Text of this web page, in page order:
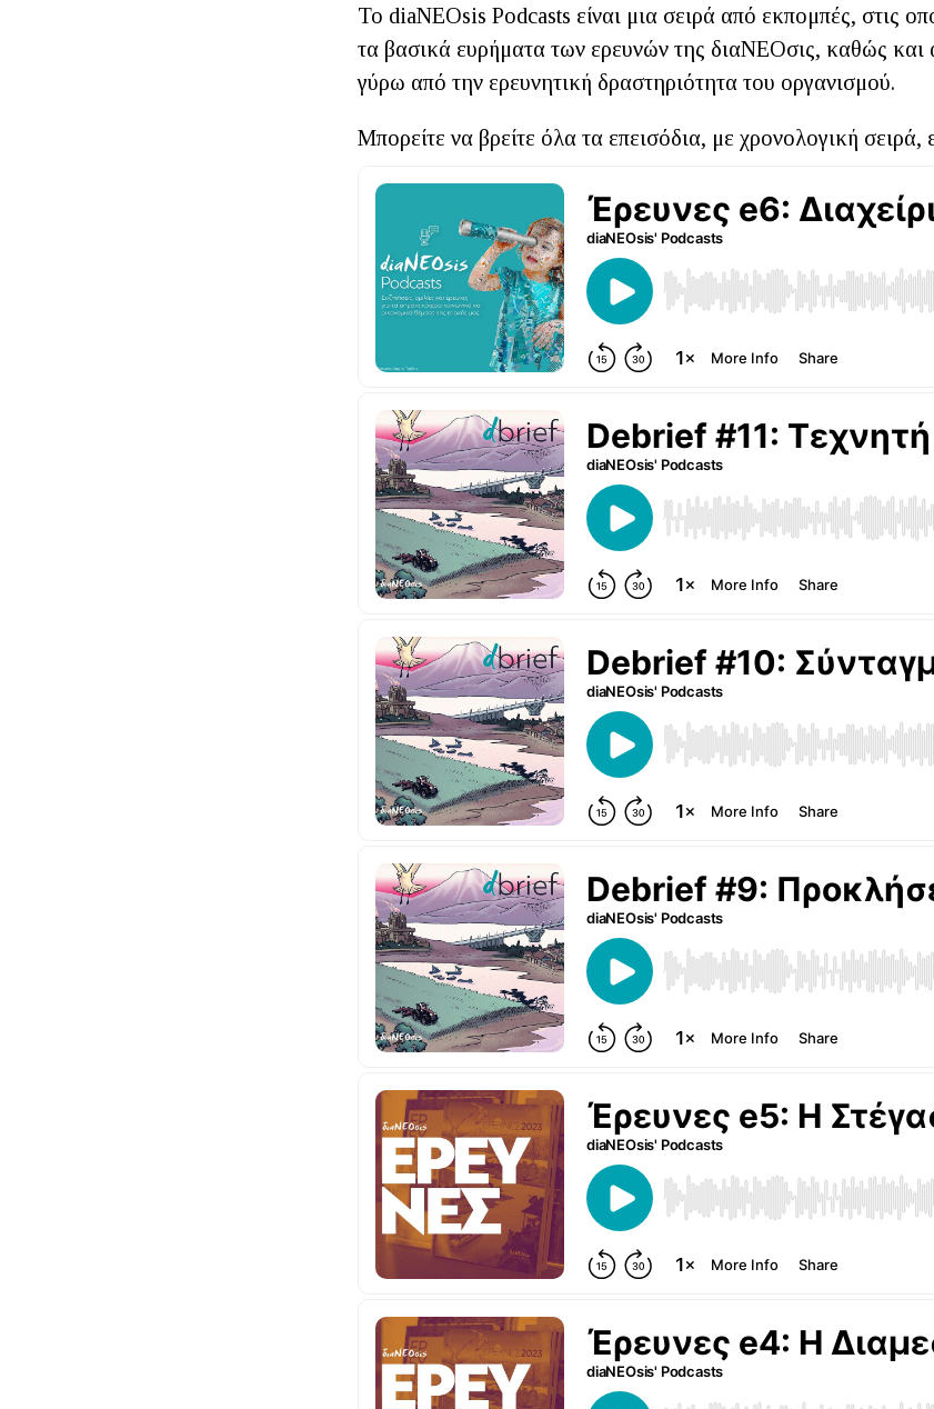
To diaNEOsis Podcasts είναι μια σειρά από εκπομπές, στις
τα βασικά ευρήματα των ερευνών της διαΝΕΟσις, καθώς και
γύρω από την ερευνητική δραστηριότητα του οργανισμού.
Μπορείτε να βρείτε όλα τα επεισόδια, με χρονολογική σειρά,